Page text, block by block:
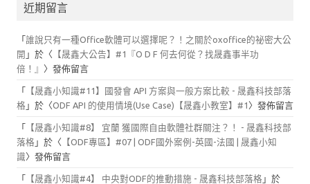
近期留言
「誰說只有一種Office軟體可以選擇呢？！之關於oxoffice的祕密大公
開 」於〈 【晟鑫大公告】#1『O D F 何去何從？找晟鑫事半功
倍！』 〉發佈留言
「 【晟鑫小知識#11】國發會 API 方案與一般方案比較 - 晟鑫科技部落
格 」於〈ODF API 的使用情境(Use Case)【晟鑫小教室】#1 〉發佈留言
「 【晟鑫小知識#8】 宜蘭 獲國際自由軟體社群關注？！ - 晟鑫科技部
落格 」於〈 【ODF專區】#07 | ODF國外案例-英國-法國 | 晟鑫小知
識〉發佈留言
「 【晟鑫小知識#4】 中央對ODF的推動措施 - 晟鑫科技部落格 」於